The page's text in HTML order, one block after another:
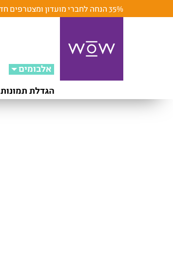
35% הנחה לחברי מועדון ומצטרפים חדשים |
אלבומים
הגדלת תמונות